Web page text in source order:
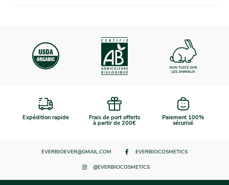
Expédition rapide Frais de port offerts
à partir de 200€
Paiement 100%
sécurisé
EVERBIOEVER@GMAIL.COM EVERBIOCOSMETICS
@EVERBIOCOSMETICS